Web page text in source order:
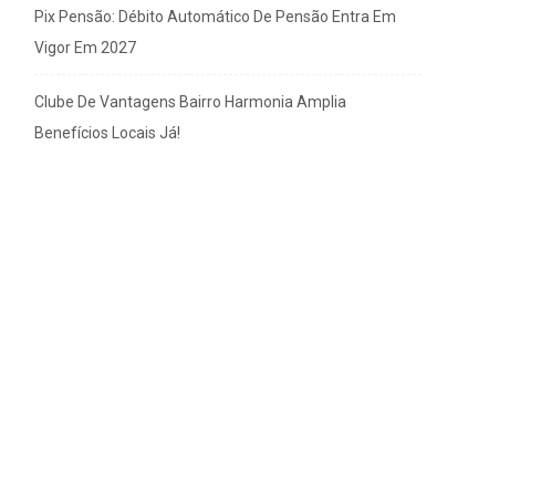
Pix Pensão: Débito Automático De Pensão Entra Em
Vigor Em 2027
Clube De Vantagens Bairro Harmonia Amplia
Benefícios Locais Já!